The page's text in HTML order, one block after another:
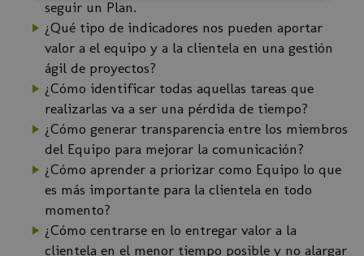
seguir un Plan.
¿Qué tipo de indicadores nos pueden aportar
valor a el equipo y a la clientela en una gestión
ágil de proyectos?
¿Cómo identificar todas aquellas tareas que
realizarlas va a ser una pérdida de tiempo?
¿Cómo generar transparencia entre los miembros
del Equipo para mejorar la comunicación?
¿Cómo aprender a priorizar como Equipo lo que
es más importante para la clientela en todo
momento?
¿Cómo centrarse en lo entregar valor a la
clientela en el menor tiempo posible y no alargar